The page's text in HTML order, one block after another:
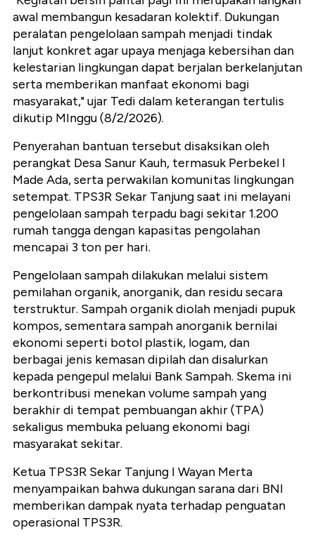
awal membangun kesadaran kolektif. Dukungan
peralatan pengelolaan sampah menjadi tindak
lanjut konkret agar upaya menjaga kebersihan dan
kelestarian lingkungan dapat berjalan berkelanjutan
serta memberikan manfaat ekonomi bagi
masyarakat," ujar Tedi dalam keterangan tertulis
dikutip MInggu (8/2/2026).
Penyerahan bantuan tersebut disaksikan oleh
perangkat Desa Sanur Kauh, termasuk Perbekel I
Made Ada, serta perwakilan komunitas lingkungan
setempat. TPS3R Sekar Tanjung saat ini melayani
pengelolaan sampah terpadu bagi sekitar 1.200
rumah tangga dengan kapasitas pengolahan
mencapai 3 ton per hari.
Pengelolaan sampah dilakukan melalui sistem
pemilahan organik, anorganik, dan residu secara
terstruktur. Sampah organik diolah menjadi pupuk
kompos, sementara sampah anorganik bernilai
ekonomi seperti botol plastik, logam, dan
berbagai jenis kemasan dipilah dan disalurkan
kepada pengepul melalui Bank Sampah. Skema ini
berkontribusi menekan volume sampah yang
berakhir di tempat pembuangan akhir (TPA)
sekaligus membuka peluang ekonomi bagi
masyarakat sekitar.
Ketua TPS3R Sekar Tanjung I Wayan Merta
menyampaikan bahwa dukungan sarana dari BNI
memberikan dampak nyata terhadap penguatan
operasional TPS3R.